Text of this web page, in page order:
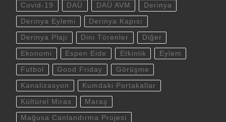
Covid-19 DAÜ DAÜ AVM Derinya
Derinya Eylemi Derinya Kapısı
Derinya Plajı Dini Törenler Diğer
Ekonomi Espen Eide Etkinlik Eylem
Futbol Good Friday Görüşme
Kanalizasyon Kumdaki Portakallar
Kültürel Miras Maraş
Mağusa Canlandırma Projesi